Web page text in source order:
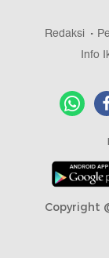
Redaksi
Info
Copyright